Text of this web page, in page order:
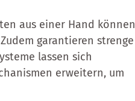
aus einer Hand können
garantieren strenge
lassen sich
erweitern, um